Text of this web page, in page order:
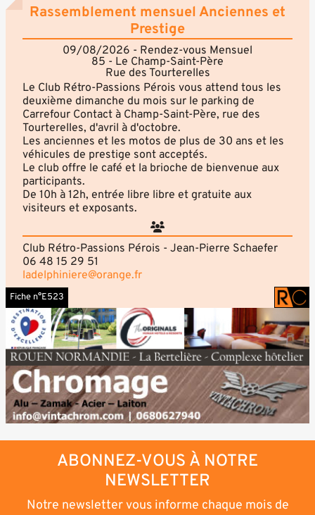
Rassemblement mensuel Anciennes et
Prestige
09/08/2026 - Rendez-vous Mensuel
85 - Le Champ-Saint-Père
Rue des Tourterelles
Le Club Rétro-Passions Pérois vous attend tous les
deuxième dimanche du mois sur le parking de
Carrefour Contact à Champ-Saint-Père, rue des
Tourterelles, d'avril à d'octobre.
Les anciennes et les motos de plus de 30 ans et les
véhicules de prestige sont acceptés.
Le club offre le café et la brioche de bienvenue aux
participants.
De 10h à 12h, entrée libre libre et gratuite aux
visiteurs et exposants.
Club Rétro-Passions Pérois - Jean-Pierre Schaefer
06 48 15 29 51
ladelphiniere@orange.fr
Fiche n°E523
ABONNEZ-VOUS À NOTRE
NEWSLETTER
Notre newsletter vous informe chaque mois de